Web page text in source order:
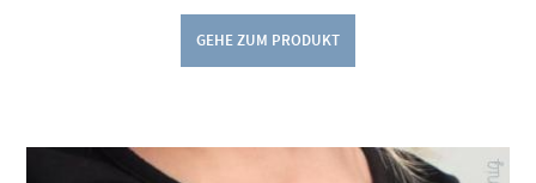
GEHE ZUM PRODUKT